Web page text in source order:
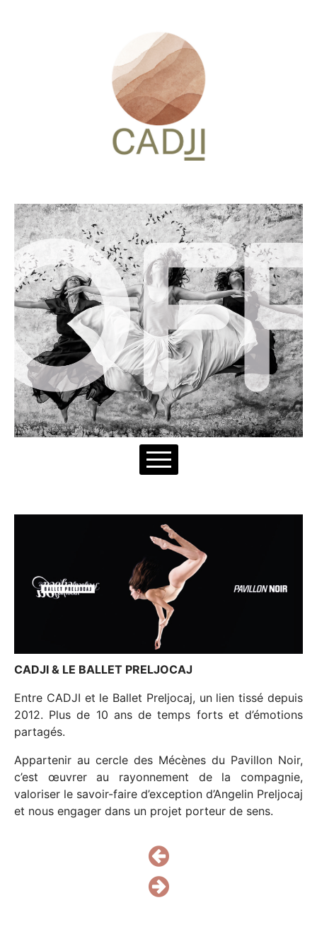
NOTRE IDENTITÉ
SAVOIR-FAIRE
ÉQUIPE
ON | OFF
NOS CLIENTS
NOS PARTENAIRES
CONTACT
CADJI & LE BALLET PRELJOCAJ
Entre CADJI et le Ballet Preljocaj, un lien tissé depuis
2012. Plus de 10 ans de temps forts et d’émotions
partagés.
Appartenir au cercle des Mécènes du Pavillon Noir,
c’est œuvrer au rayonnement de la compagnie,
valoriser le savoir-faire d’exception d’Angelin Preljocaj
et nous engager dans un projet porteur de sens.